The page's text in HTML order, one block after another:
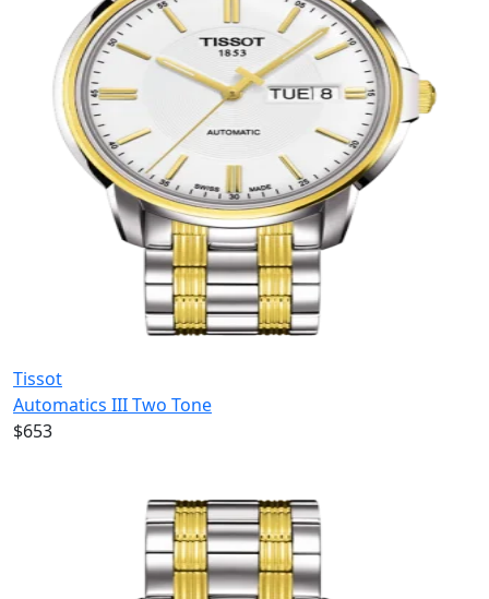
Tissot
Automatics III Two Tone
$653